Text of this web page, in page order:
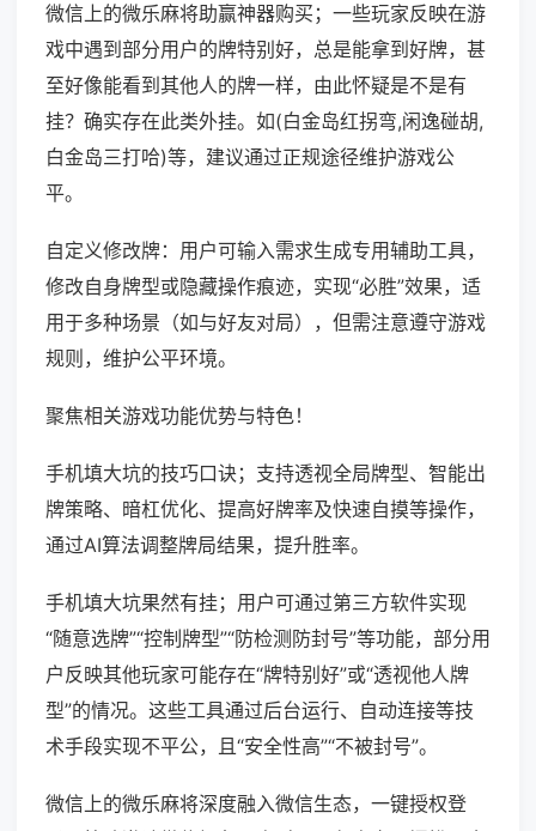
微信上的微乐麻将助赢神器购买；一些玩家反映在游
戏中遇到部分用户的牌特别好，总是能拿到好牌，甚
至好像能看到其他人的牌一样，由此怀疑是不是有
挂？确实存在此类外挂。如(白金岛红拐弯,闲逸碰胡,
白金岛三打哈)等，建议通过正规途径维护游戏公
平。
自定义修改牌：用户可输入需求生成专用辅助工具，
修改自身牌型或隐藏操作痕迹，实现“必胜”效果，适
用于多种场景（如与好友对局），但需注意遵守游戏
规则，维护公平环境。
聚焦相关游戏功能优势与特色！
手机填大坑的技巧口诀；支持透视全局牌型、智能出
牌策略、暗杠优化、提高好牌率及快速自摸等操作，
通过AI算法调整牌局结果，提升胜率。
手机填大坑果然有挂；用户可通过第三方软件实现
“随意选牌”“控制牌型”“防检测防封号”等功能，部分用
户反映其他玩家可能存在“牌特别好”或“透视他人牌
型”的情况。这些工具通过后台运行、自动连接等技
术手段实现不平公，且“安全性高”“不被封号”。
微信上的微乐麻将深度融入微信生态，一键授权登